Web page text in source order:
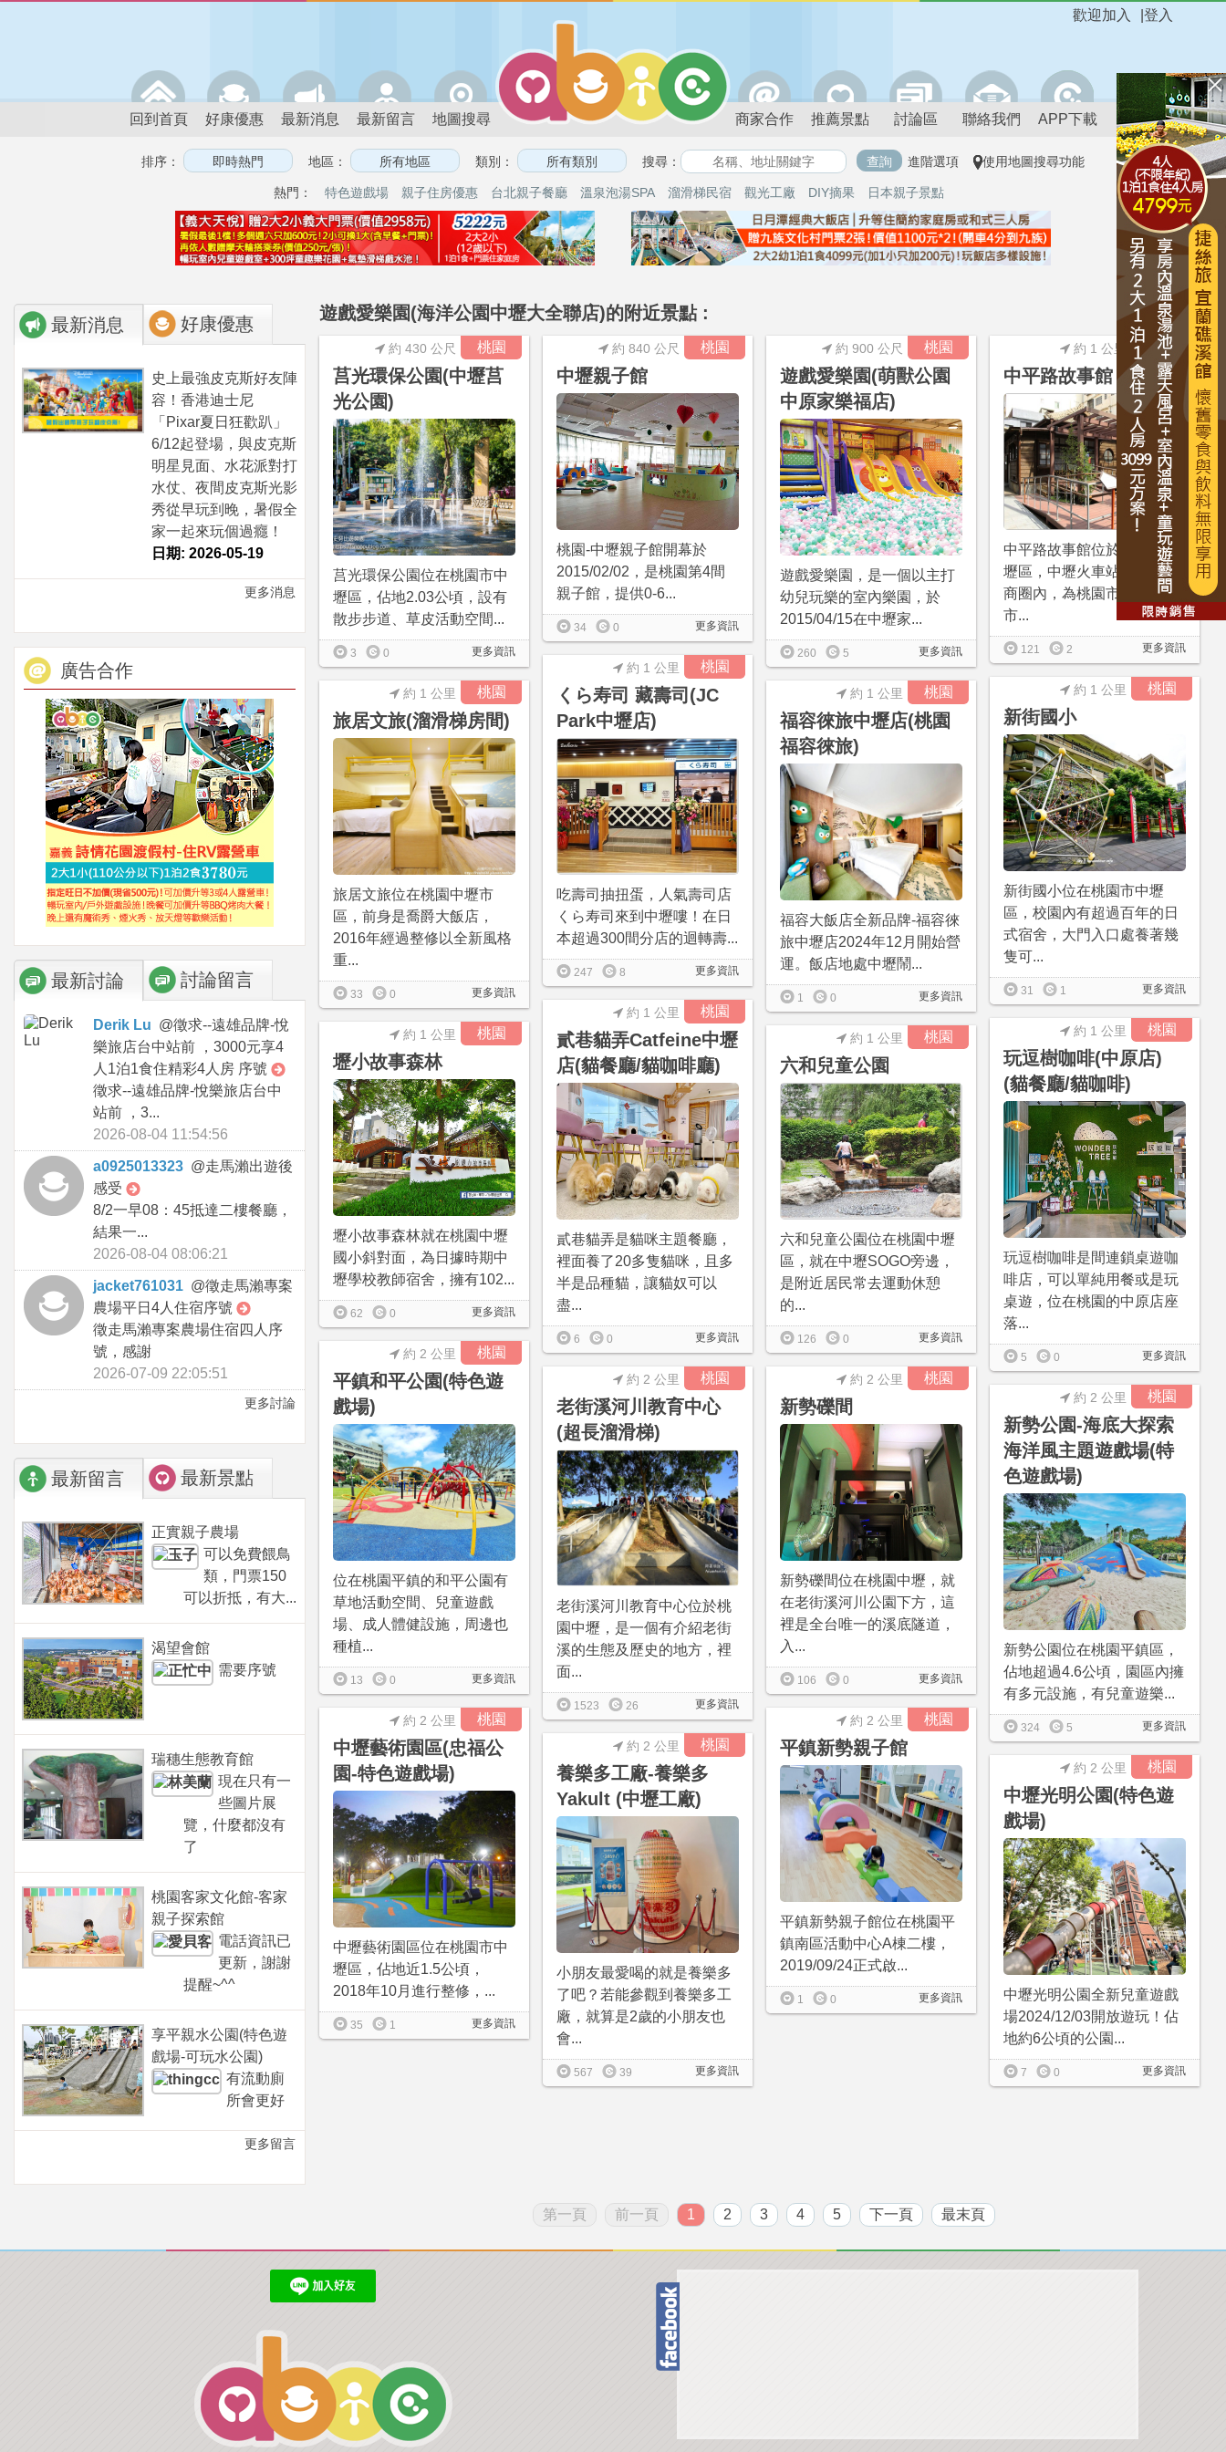
登入
歡迎加入
回到首頁 好康優惠 最新消息 最新留言 地圖搜尋 商家合作 推薦景點 討論區 聯絡我們 APP下載
排序： 地區： 類別： 搜尋： 進階選項 使用地圖搜尋功能
熱門： 特色遊戲場 親子住房優惠 台北親子餐廳 溫泉泡湯SPA 溜滑梯民宿 觀光工廠 DIY摘果 日本親子景點
最新消息 好康優惠
史上最強皮克斯好友陣
容！香港迪士尼
「Pixar夏日狂歡趴」
6/12起登場，與皮克斯
明星見面、水花派對打
水仗、夜間皮克斯光影
秀從早玩到晚，暑假全
家一起來玩個過癮！
日期: 2026-05-19
更多消息
廣告合作
最新討論 討論留言
Derik Lu @徵求--遠雄品牌-悅
樂旅店台中站前 ，3000元享4
人1泊1食住精彩4人房 序號
徵求--遠雄品牌-悅樂旅店台中
站前 ，3...
2026-08-04 11:54:56
a0925013323 @走馬瀨出遊後
感受
8/2一早08：45抵達二樓餐廳，
結果一...
2026-08-04 08:06:21
jacket761031 @徵走馬瀨專案
農場平日4人住宿序號
徵走馬瀨專案農場住宿四人序
號，感謝
2026-07-09 22:05:51
更多討論
最新留言 最新景點
正實親子農場
可以免費餵鳥
類，門票150
可以折抵，有大...
渴望會館
需要序號
瑞穗生態教育館
現在只有一
些圖片展
覽，什麼都沒有
了
桃園客家文化館-客家
親子探索館
電話資訊已
更新，謝謝
提醒~^^
享平親水公園(特色遊
戲場-可玩水公園)
有流動廁
所會更好
更多留言
遊戲愛樂園(海洋公園中壢大全聯店)的附近景點 : 進階搜尋
桃園
約 430 公尺
莒光環保公園(中壢莒
光公園)
莒光環保公園位在桃園市中
壢區，佔地2.03公頃，設有
散步步道、草皮活動空間...
更多資訊
3 0
桃園
約 840 公尺
中壢親子館
桃園-中壢親子館開幕於
2015/02/02，是桃園第4間
親子館，提供0-6...
更多資訊
34 0
桃園
約 900 公尺
遊戲愛樂園(萌獸公園
中原家樂福店)
遊戲愛樂園，是一個以主打
幼兒玩樂的室內樂園，於
2015/04/15在中壢家...
更多資訊
260 5
桃園
約 1 公里
中平路故事館
中平路故事館位於桃園市中
壢區，中壢火車站前的中平
商圈內，為桃園市第一座城
市...
更多資訊
121 2
桃園
約 1 公里
くら寿司 藏壽司(JC
Park中壢店)
吃壽司抽扭蛋，人氣壽司店
くら寿司來到中壢嘍！在日
本超過300間分店的迴轉壽...
更多資訊
247 8
桃園
約 1 公里
新街國小
新街國小位在桃園市中壢
區，校園內有超過百年的日
式宿舍，大門入口處養著幾
隻可...
更多資訊
31 1
桃園
約 1 公里
旅居文旅(溜滑梯房間)
旅居文旅位在桃園中壢市
區，前身是喬爵大飯店，
2016年經過整修以全新風格
重...
更多資訊
33 0
桃園
約 1 公里
福容徠旅中壢店(桃園
福容徠旅)
福容大飯店全新品牌-福容徠
旅中壢店2024年12月開始營
運。飯店地處中壢鬧...
更多資訊
1 0
桃園
約 1 公里
貳巷貓弄Catfeine中壢
店(貓餐廳/貓咖啡廳)
貳巷貓弄是貓咪主題餐廳，
裡面養了20多隻貓咪，且多
半是品種貓，讓貓奴可以
盡...
更多資訊
6 0
桃園
約 1 公里
玩逗樹咖啡(中原店)
(貓餐廳/貓咖啡)
玩逗樹咖啡是間連鎖桌遊咖
啡店，可以單純用餐或是玩
桌遊，位在桃園的中原店座
落...
更多資訊
5 0
桃園
約 1 公里
壢小故事森林
壢小故事森林就在桃園中壢
國小斜對面，為日據時期中
壢學校教師宿舍，擁有102...
更多資訊
62 0
桃園
約 1 公里
六和兒童公園
六和兒童公園位在桃園中壢
區，就在中壢SOGO旁邊，
是附近居民常去運動休憩
的...
更多資訊
126 0
桃園
約 2 公里
平鎮和平公園(特色遊
戲場)
位在桃園平鎮的和平公園有
草地活動空間、兒童遊戲
場、成人體健設施，周邊也
種植...
更多資訊
13 0
桃園
約 2 公里
老街溪河川教育中心
(超長溜滑梯)
老街溪河川教育中心位於桃
園中壢，是一個有介紹老街
溪的生態及歷史的地方，裡
面...
更多資訊
1523 26
桃園
約 2 公里
新勢礫間
新勢礫間位在桃園中壢，就
在老街溪河川公園下方，這
裡是全台唯一的溪底隧道，
入...
更多資訊
106 0
桃園
約 2 公里
新勢公園-海底大探索
海洋風主題遊戲場(特
色遊戲場)
新勢公園位在桃園平鎮區，
佔地超過4.6公頃，園區內擁
有多元設施，有兒童遊樂...
更多資訊
324 5
桃園
約 2 公里
中壢藝術園區(忠福公
園-特色遊戲場)
中壢藝術園區位在桃園市中
壢區，佔地近1.5公頃，
2018年10月進行整修，...
更多資訊
35 1
桃園
約 2 公里
平鎮新勢親子館
平鎮新勢親子館位在桃園平
鎮南區活動中心A棟二樓，
2019/09/24正式啟...
更多資訊
1 0
桃園
約 2 公里
養樂多工廠-養樂多
Yakult (中壢工廠)
小朋友最愛喝的就是養樂多
了吧？若能參觀到養樂多工
廠，就算是2歲的小朋友也
會...
更多資訊
567 39
桃園
約 2 公里
中壢光明公園(特色遊
戲場)
中壢光明公園全新兒童遊戲
場2024/12/03開放遊玩！佔
地約6公頃的公園...
更多資訊
7 0
第一頁 前一頁 1 2 3 4 5 下一頁 最末頁